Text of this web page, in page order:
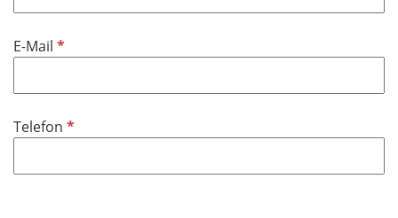
E-Mail P
l
c
t
Telefon P
l